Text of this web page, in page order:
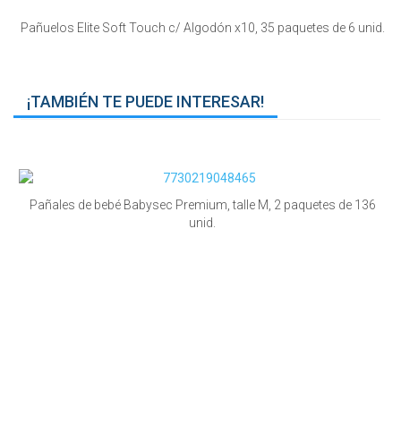
Pañuelos Elite Soft Touch c/ Algodón x10, 35 paquetes de 6 unid.
¡TAMBIÉN TE PUEDE INTERESAR!
Pañales de bebé Babysec Premium, talle M, 2 paquetes de 136
unid.